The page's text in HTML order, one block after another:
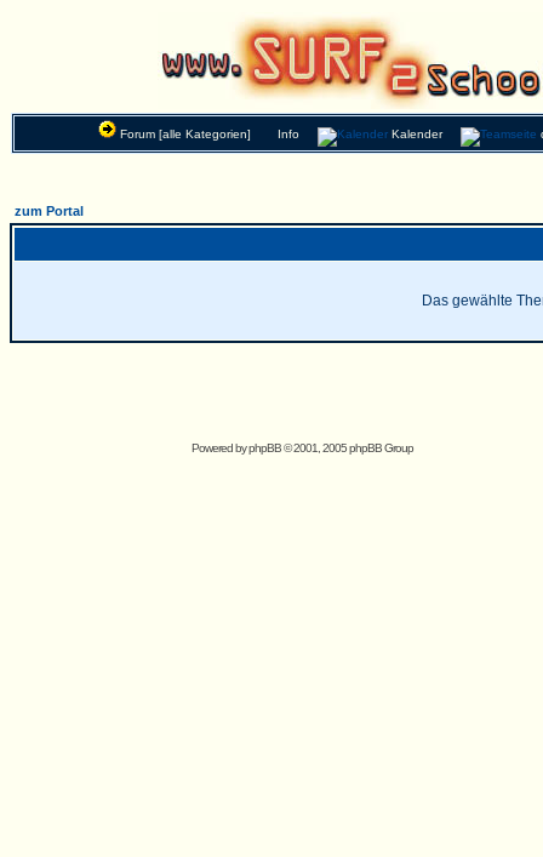
Forum [alle Kategorien] Info Kalender
zum Portal
Das gewählte
Powered byphpBB© 2001, 2005 phpBB Group